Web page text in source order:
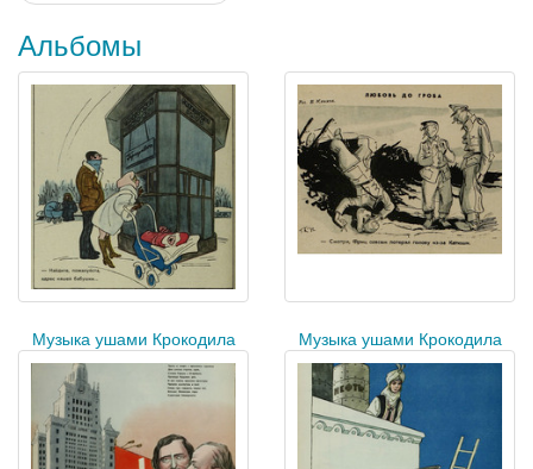
Альбомы
Музыка ушами Крокодила Музыка ушами Крокодила